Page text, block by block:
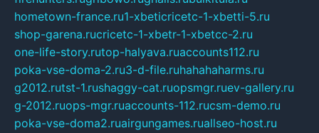
hometown-france.ru1-xbeticricetc-1-xbetti-5.ru
shop-garena.rucricetc-1-xbetr-1-xbetcc-2.ru
one-life-story.rutop-halyava.ruaccounts112.ru
poka-vse-doma-2.ru3-d-file.ruhahahaharms.ru
g2012.rutst-1.rushaggy-cat.ruopsmgr.ruev-gallery.ru
g-2012.ruops-mgr.ruaccounts-112.rucsm-demo.ru
poka-vse-doma2.ruairgungames.ruallseo-host.ru